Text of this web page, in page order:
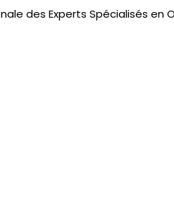
des Experts Spécialisés en